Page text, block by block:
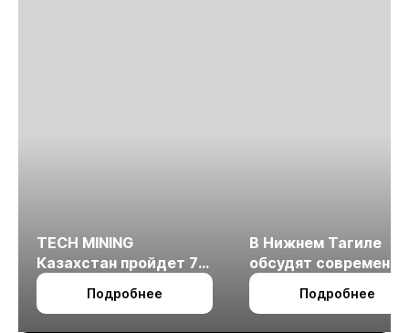
TECH MINING
Казахстан пройдет 7
октября в Алматы
Подробнее
В Нижнем Тагиле
обсудят
технологии
измельчения
Подробнее